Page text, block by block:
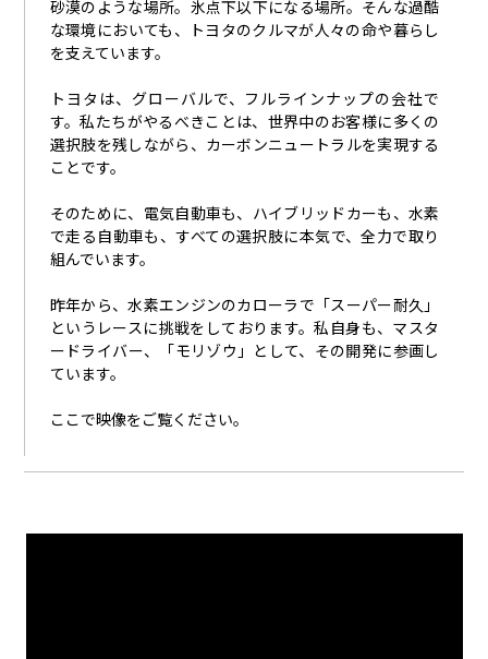
砂漠のような場所。氷点下以下になる場所。そんな過酷
な環境においても、トヨタのクルマが人々の命や暮らし
を支えています。
トヨタは、グローバルで、フルラインナップの会社で
す。私たちがやるべきことは、世界中のお客様に多くの
選択肢を残しながら、カーボンニュートラルを実現する
ことです。
そのために、電気自動車も、ハイブリッドカーも、水素
で走る自動車も、すべての選択肢に本気で、全力で取り
組んでいます。
昨年から、水素エンジンのカローラで「スーパー耐久」
というレースに挑戦をしております。私自身も、マスタ
ードライバー、「モリゾウ」として、その開発に参画し
ています。
ここで映像をご覧ください。